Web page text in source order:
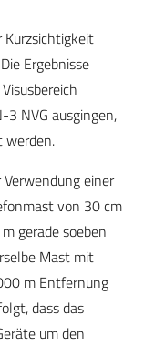
Ergebnisse
NVG ausgingen,
werden.
einer
von 30 cm
gerade soeben
Mast mit
m Entfernung
dass das
um den